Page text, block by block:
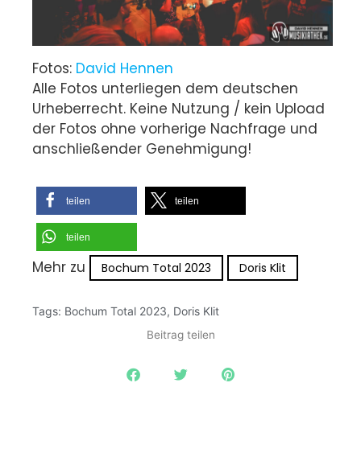
Fotos: David Hennen
Alle Fotos unterliegen dem deutschen
Urheberrecht. Keine Nutzung / kein Upload
der Fotos ohne vorherige Nachfrage und
anschließender Genehmigung!
teilen teilen
teilen
Mehr zu Bochum Total 2023 Doris Klit
Tags: Bochum Total 2023, Doris Klit
Beitrag teilen